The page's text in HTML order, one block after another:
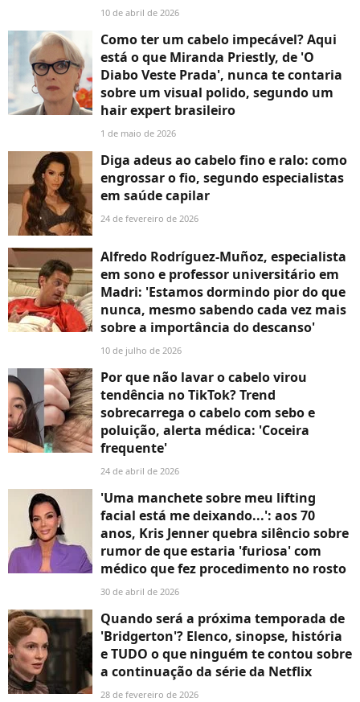
10 de abril de 2026
Como ter um cabelo impecável? Aqui
está o que Miranda Priestly, de 'O
Diabo Veste Prada', nunca te contaria
sobre um visual polido, segundo um
hair expert brasileiro
1 de maio de 2026
Diga adeus ao cabelo fino e ralo: como
engrossar o fio, segundo especialistas
em saúde capilar
24 de fevereiro de 2026
Alfredo Rodríguez-Muñoz, especialista
em sono e professor universitário em
Madri: 'Estamos dormindo pior do que
nunca, mesmo sabendo cada vez mais
sobre a importância do descanso'
10 de julho de 2026
Por que não lavar o cabelo virou
tendência no TikTok? Trend
sobrecarrega o cabelo com sebo e
poluição, alerta médica: 'Coceira
frequente'
24 de abril de 2026
'Uma manchete sobre meu lifting
facial está me deixando...': aos 70
anos, Kris Jenner quebra silêncio sobre
rumor de que estaria 'furiosa' com
médico que fez procedimento no rosto
30 de abril de 2026
Quando será a próxima temporada de
'Bridgerton'? Elenco, sinopse, história
e TUDO o que ninguém te contou sobre
a continuação da série da Netflix
28 de fevereiro de 2026